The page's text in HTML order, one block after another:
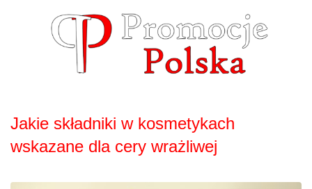
Jakie składniki w kosmetykach
wskazane dla cery wrażliwej